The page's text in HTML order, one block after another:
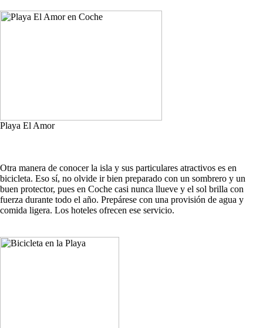
Playa El Amor
Otra manera de conocer la isla y sus particulares atractivos es en
bicicleta. Eso sí, no olvide ir bien preparado con un sombrero y un
buen protector, pues en Coche casi nunca llueve y el sol brilla con
fuerza durante todo el año. Prepárese con una provisión de agua y
comida ligera. Los hoteles ofrecen ese servicio.